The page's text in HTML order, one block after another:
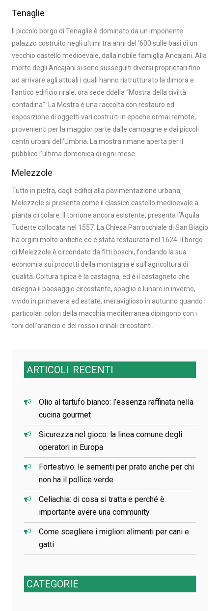
Tenaglie
Il piccolo borgo di Tenaglie è dominato da un imponente
palazzo costruito negli ultimi tra anni del ‘600 sulle basi di un
vecchio castello medioevale, dalla nobile famiglia Ancajani. Alla
morte degli Ancajani si sono susseguiti diversi proprietari fino
ad arrivare agli attuali i quali hanno ristrutturato la dimora e
l’antico edificio rirale, ora sede ddella “Mostra della civiltà
contadina”. La Mostra è una raccolta con restauro ed
esposizione di oggetti vari costruiti in epoche ormai remote,
provenienti per la maggior parte dalle campagne e dai piccoli
centri urbani dell’Umbria. La mostra rimane aperta per il
pubblico l’ultima domenica di ogni mese.
Melezzole
Tutto in pietra, dagli edifici alla pavimentazione urbana,
Melezzole si presenta come il classico castello medioevale a
pianta circolare. Il torrione ancora esistente, presenta l’Aquila
Tuderte collocata nel 1557. La Chiesa Parrocchiale di San Biagio
ha orgini molto antiche ed è stata restaurata nel 1624. Il borgo
di Melezzole è circondato da fitti boschi, fondando la sua
economia sui prodotti della montagna e sull’agricoltura di
qualità. Coltura tipica è la castagna, ed è il castagneto che
disegna il paesaggio circostante, spaglio e lunare in inverno,
vivido in primavera ed estate, meraviglioso in autunno quando i
particolari colori della macchia mediterranea dipingono con i
toni dell’arancio e del rosso i crinali circostanti.
ARTICOLI RECENTI
Olio al tartufo bianco: l’essenza raffinata nella
cucina gourmet
Sicurezza nel gioco: la linea comune degli
operatori in Europa
Fortestivo: le sementi per prato anche per chi
non ha il pollice verde
Celiachia: di cosa si tratta e perché è
importante avere una community
Come scegliere i migliori alimenti per cani e
gatti
CATEGORIE